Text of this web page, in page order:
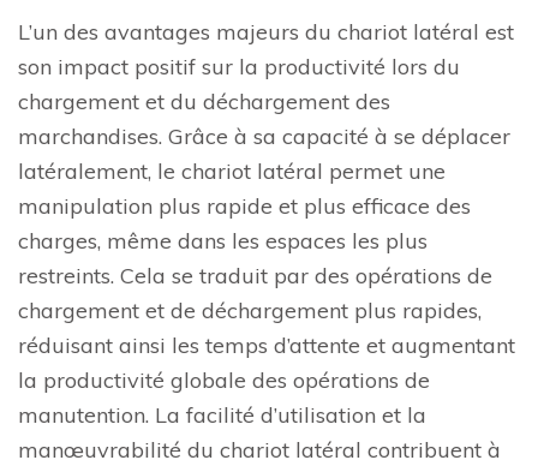
L’un des avantages majeurs du chariot latéral est
son impact positif sur la productivité lors du
chargement et du déchargement des
marchandises. Grâce à sa capacité à se déplacer
latéralement, le chariot latéral permet une
manipulation plus rapide et plus efficace des
charges, même dans les espaces les plus
restreints. Cela se traduit par des opérations de
chargement et de déchargement plus rapides,
réduisant ainsi les temps d’attente et augmentant
la productivité globale des opérations de
manutention. La facilité d’utilisation et la
manœuvrabilité du chariot latéral contribuent à